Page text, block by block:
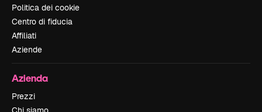
Politica dei cookie
Centro di fiducia
Affiliati
Aziende
Azienda
Prezzi